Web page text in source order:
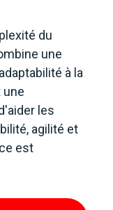
du
une
à la
les
agilité et
est